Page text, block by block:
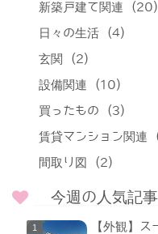
新築戸建て関連 (20)
日々の生活 (4)
玄関
(2)
設備関連 (10)
買ったもの (3)
賃貸マンション関連
間取り図
(2)
今週の人気記
【外観】